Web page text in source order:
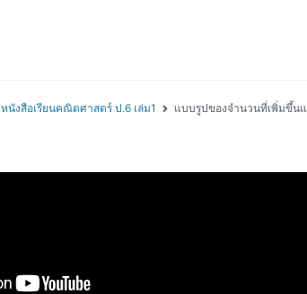
หนังสือเรียนคณิตศาสตร์ ป.6 เล่ม1 แบบรูปของจำนวนที่เพิ่มขึ้นแ